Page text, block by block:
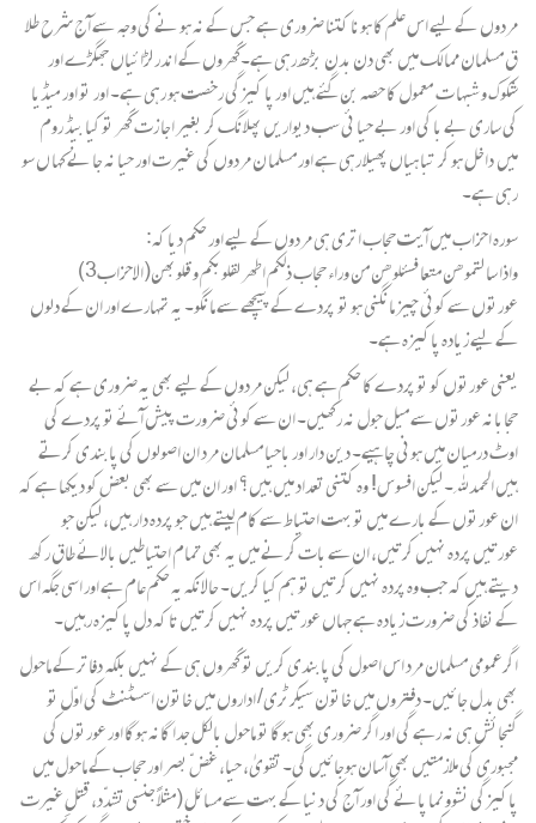
مردوں کے لیے اس علم کا ہونا کتنا ضروری ہے جس کے نہ ہو نے کی وجہ سے آج شرح طلا
ق مسلمان مما لک میں بھی دن بدن بڑھ رہی ہے۔گھروں کے اندر لڑائیاں جھگڑے اور
شکوک و شبہا ت معمول کا حصہ بن گئے ہیں اور پا کیزگی رخصت ہو رہی ہے۔ اور تو اور میڈیا
کی ساری بے با کی اور بے حیا ئی سب دیواریں پھلانگ کر بغیر اجا زت گھر تو کیا بیڈ روم
میں داخل ہو کر تبا ہیاں پھیلا رہی ہے اور مسلما ن مردوں کی غیرت اور حیا نہ جا نے کہا ں سو
رہی ہے۔
سورہ احزاب میں آیت حجاب اتری ہی مردوں کے لیے اور حکم دیا کہ:
واذا سا لتموھن متعا فسئلوھن من وراء حجاب ذلکم اطھر لقلوبکم و قلوبھن(الاحزاب3)
عورتوں سے کوئی چیز مانگنی ہو تو پردے کے پیچھے سے مانگو۔ یہ تمہارے اور ان کے دلوں
کے لیے زیادہ پاکیزہ ہے۔
یعنی عورتوں کو تو پردے کا حکم ہے ہی، لیکن مردوں کے لیے بھی یہ ضروری ہے کہ بے
حجابانہ عورتوں سے میل جول نہ رکھیں۔ ان سے کوئی ضرورت پیش آئے تو پردے کی
اوٹ درمیان میں ہونی چاہیے۔ دین دار اور باحیا مسلمان مرد ان اصولوں کی پابندی کرتے
ہیں الحمد ﷲ۔ لیکن افسوس! وہ کتنی تعداد میں ہیں؟ اور ان میں سے بھی بعض کو دیکھا ہے کہ
ان عورتوں کے بارے میں تو بہت احتیاط سے کام لیتے ہیں جو پردہ دار ہیں، لیکن جو
عورتیں پردہ نہیں کرتیں، ان سے بات کرنے میں یہ بھی تمام احتیاطیں بالائے طاق رکھ
دیتے ہیں کہ جب وہ پردہ نہیں کرتیں تو ہم کیا کریں۔ حالانکہ یہ حکم عام ہے اور اسی جگہ اس
کے نفاذ کی ضرورت زیادہ ہے جہاں عورتیں پردہ نہیں کرتیں تا کہ دل پاکیزہ رہیں۔
اگر عمومی مسلمان مرد اس اصول کی پابندی کریں تو گھروں ہی کے نہیں بلکہ دفاتر کے ماحول
بھی بدل جائیں۔ دفتروں میں خاتون سیکرٹری/ اداروں میں خاتون اسسٹنٹ کی اوّل تو
گنجائش ہی نہ رہے گی اور اگر ضروری بھی ہوگا تو ماحول بالکل جدا گانہ ہوگا اور عورتوں کی
مجبوری کی ملازمتیں بھی آسان ہوجائیں گی۔ تقویٰ، حیا، غضّ بصر اور حجاب کے ماحول میں
پاکیزگی نشوونما پائے گی اور آج کی دنیا کے بہت سے مسائل (مثلاً جنسی تشدّد، قتلِ غیرت